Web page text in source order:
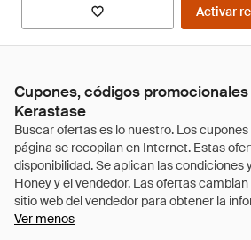
Activar
Cupones, códigos
Kerastase
Ver menos